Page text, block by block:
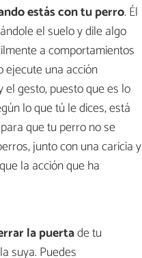
estás con tu perro. Él
el suelo y dile algo
a comportamientos
ejecute una acción
gesto, puesto que es lo
lo que tú le dices, está
que tu perro no se
junto con una caricia y
la acción que ha
la puertade tu
suya. Puedes